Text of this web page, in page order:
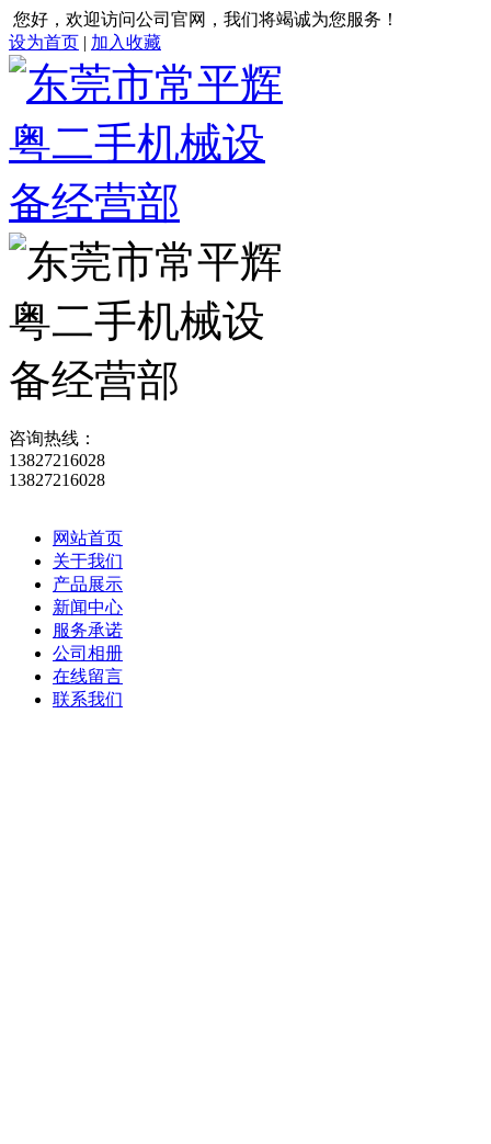
您好，欢迎访问公司官网，我们将竭诚为您服务！
设为首页 | 加入收藏
咨询热线：
13827216028
13827216028
网站首页
关于我们
产品展示
新闻中心
服务承诺
公司相册
在线留言
联系我们